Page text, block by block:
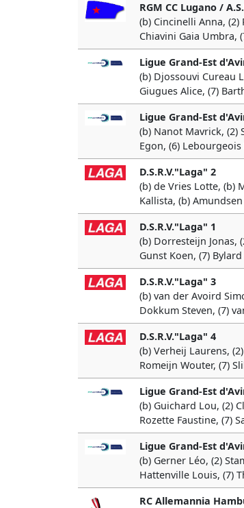
RGM CC Lugano /
(b) Cincinelli Anna,
Chiavini Gaia Umbra,
Ligue Grand-Est
(b) Djossouvi Cureau
Giugues Alice, (7)
Ligue Grand-Est
(b) Nanot Mavrick, (2)
Egon, (6)
D.S.R.V."Laga" 2
(b) de Vries Lotte, (b)
Kallista, (b)
D.S.R.V."Laga" 1
(b) Dorresteijn Jonas,
Gunst Koen, (7)
D.S.R.V."Laga" 3
(b) van der Avoird
Dokkum Steven, (7)
D.S.R.V."Laga" 4
(b) Verheij Laurens,
Romeijn Wouter, (7)
Ligue Grand-Est
(b) Guichard Lou, (2)
Rozette Faustine, (7)
Ligue Grand-Est
(b) Gerner Léo, (2)
Hattenville Louis, (7)
RC Allemannia